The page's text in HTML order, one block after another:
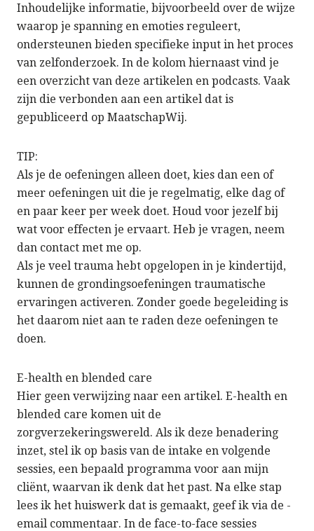
Inhoudelijke informatie, bijvoorbeeld over de wijze
waarop je spanning en emoties reguleert,
ondersteunen bieden specifieke input in het proces
van zelfonderzoek. In de kolom hiernaast vind je
een overzicht van deze artikelen en podcasts. Vaak
zijn die verbonden aan een artikel dat is
gepubliceerd op MaatschapWij.
TIP:
Als je de oefeningen alleen doet, kies dan een of
meer oefeningen uit die je regelmatig, elke dag of
en paar keer per week doet. Houd voor jezelf bij
wat voor effecten je ervaart. Heb je vragen, neem
dan contact met me op.
Als je veel trauma hebt opgelopen in je kindertijd,
kunnen de grondingsoefeningen traumatische
ervaringen activeren. Zonder goede begeleiding is
het daarom niet aan te raden deze oefeningen te
doen.
E-health en blended care
Hier geen verwijzing naar een artikel. E-health en
blended care komen uit de
zorgverzekeringswereld. Als ik deze benadering
inzet, stel ik op basis van de intake en volgende
sessies, een bepaald programma voor aan mijn
cliënt, waarvan ik denk dat het past. Na elke stap
lees ik het huiswerk dat is gemaakt, geef ik via de -
email commentaar. In de face-to-face sessies